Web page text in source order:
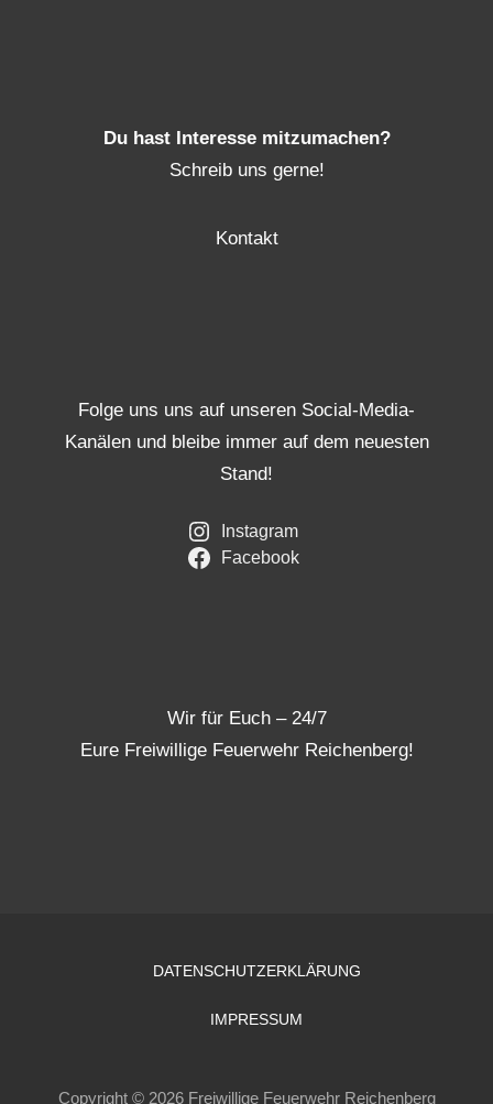
Du hast Interesse mitzumachen?
Schreib uns gerne!
Kontakt
Folge uns uns auf unseren Social-Media-
Kanälen und bleibe immer auf dem neuesten
Stand!
Instagram
Facebook
Wir für Euch – 24/7
Eure Freiwillige Feuerwehr Reichenberg!
DATENSCHUTZERKLÄRUNG
IMPRESSUM
Copyright © 2026 Freiwillige Feuerwehr Reichenberg